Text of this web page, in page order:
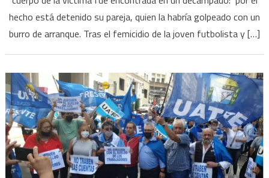
a
en
de
por
hecho está detenido su pareja, quien la habría golpeado con un
burro de arranque. Tras el femicidio de la joven futbolista y […]